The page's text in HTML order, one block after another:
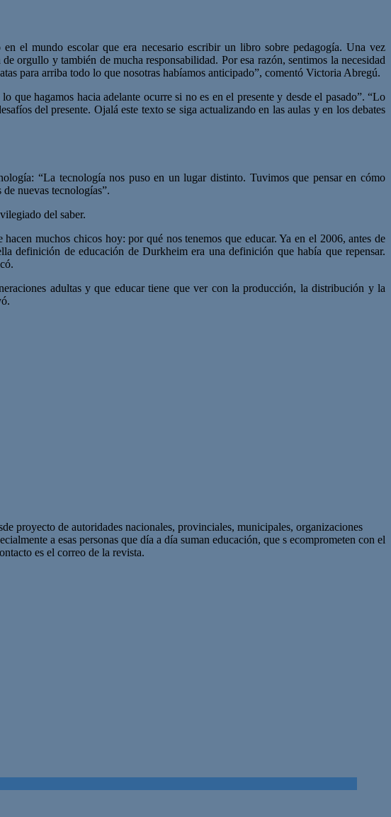
el mundo escolar que era necesario escribir un libro sobre pedagogía. Una vez
orgullo y también de mucha responsabilidad. Por esa razón, sentimos la necesidad
para arriba todo lo que nosotras habíamos anticipado”, comentó Victoria Abregú.
que hagamos hacia adelante ocurre si no es en el presente y desde el pasado”. “Lo
del presente. Ojalá este texto se siga actualizando en las aulas y en los debates
“La tecnología nos puso en un lugar distinto. Tuvimos que pensar en cómo
nuevas tecnologías”.
del saber.
muchos chicos hoy: por qué nos tenemos que educar. Ya en el 2006, antes de
definición de educación de Durkheim era una definición que había que repensar.
adultas y que educar tiene que ver con la producción, la distribución y la
proyecto de autoridades nacionales, provinciales, municipales, organizaciones
a esas personas que día a día suman educación, que s ecomprometen con el
es el correo de la revista.